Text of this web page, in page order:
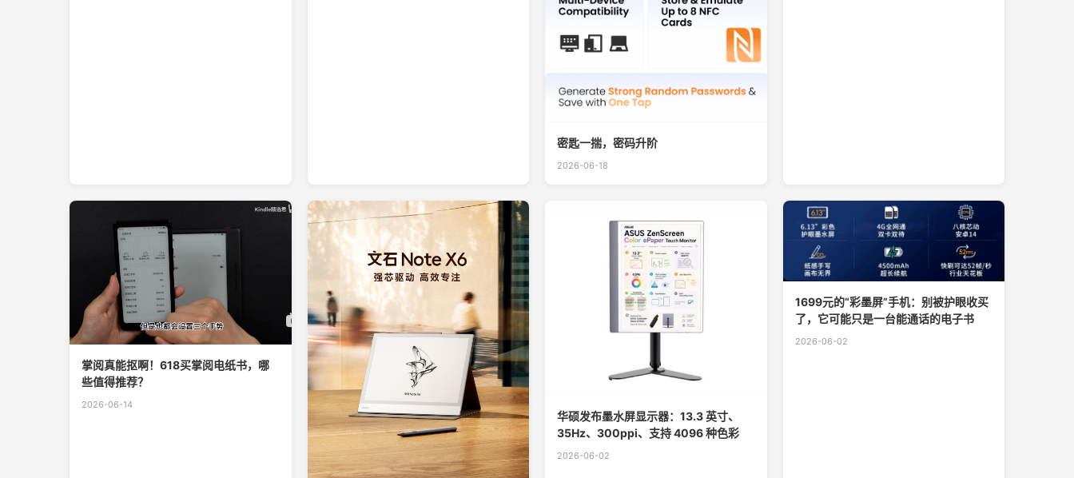
密匙一揣，密码升阶
2026-06-18
掌阅真能抠啊！618买掌阅电纸书，哪
些值得推荐？
2026-06-14
华硕发布墨水屏显示器：13.3 英寸、
35Hz、300ppi、支持 4096 种色彩
2026-06-02
1699元的“彩墨屏”手机：别被护眼收买
了，它可能只是一台能通话的电子书
2026-06-02